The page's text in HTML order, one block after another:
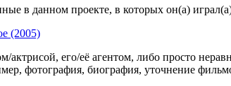
в данном проекте, в которых он(а)
(2005)
актрисой, его/её агентом, либо просто
фотография, биография, уточнение